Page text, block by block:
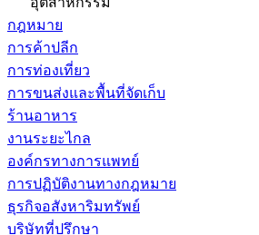
กฎหมาย
การค้าปลีก
การท่องเที่ยว
การขนส่งและพื้นที่จัดเก็บ
ร้านอาหาร
งานระยะไกล
องค์กรทางการแพทย์
การปฏิบัติงานทางกฎหมาย
ธุรกิจอสังหาริมทรัพย์
บริษัทที่ปรึกษา